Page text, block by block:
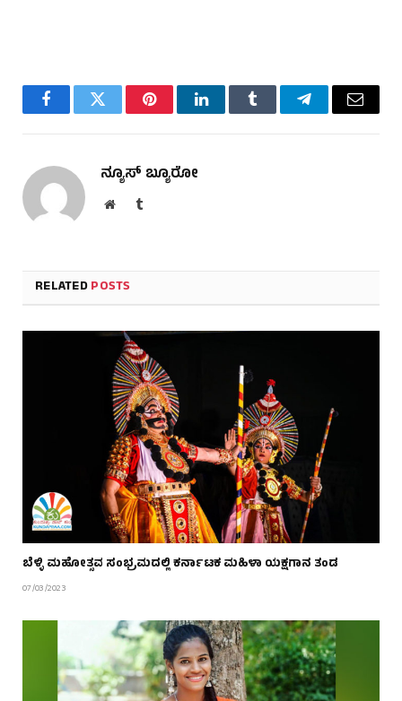
FacebookTwitter PinterestLinkedInTumblr TelegramEmail
ನ್ಯೂಸ್ ಬ್ಯೂರೋ
WebsiteTumblr
RELATEDPOSTS
ಬೆಳ್ಳಿ ಮಹೋತ್ಸವ ಸಂಭ್ರಮದಲ್ಲಿ ಕರ್ನಾಟಕ ಮಹಿಳಾ ಯಕ್ಷಗಾನ ತಂಡ
07/03/2023